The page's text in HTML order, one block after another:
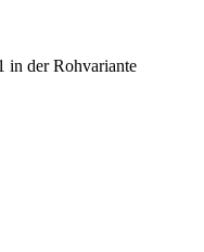
in der Rohvariante